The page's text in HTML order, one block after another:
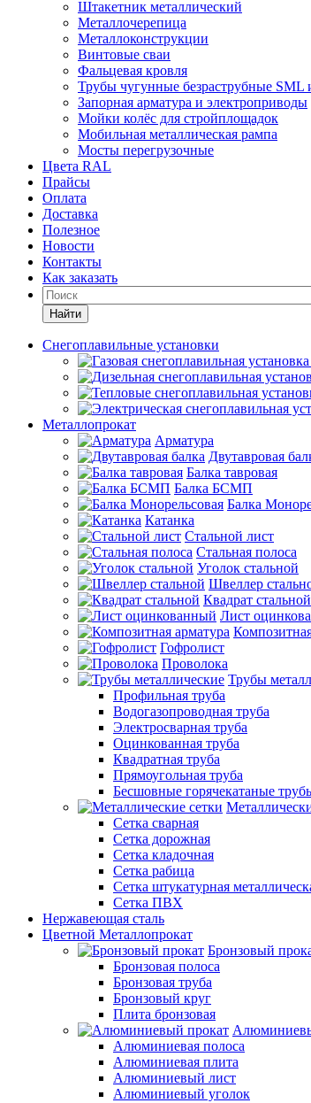
Штакетник металлический
Металлочерепица
Металлоконструкции
Винтовые сваи
Фальцевая кровля
Трубы чугунные безраструбные SML
Запорная арматура и электроприводы
Мойки колёс для стройплощадок
Мобильная металлическая рампа
Мосты перегрузочные
Цвета RAL
Прайсы
Оплата
Доставка
Полезное
Новости
Контакты
Как заказать
Найти
Снегоплавильные установки
Металлопрокат
Арматура
Двутавровая
Балка тавровая
Балка БСМП
Балка
Катанка
Стальной лист
Стальная полоса
Уголок стальной
Швеллер
Квадрат стальной
Лист
Гофролист
Проволока
Трубы
Профильная труба
Водогазопроводная труба
Электросварная труба
Оцинкованная труба
Квадратная труба
Прямоугольная труба
Бесшовные горячекатаные
Сетка сварная
Сетка дорожная
Сетка кладочная
Сетка рабица
Сетка штукатурная
Сетка ПВХ
Нержавеющая сталь
Цветной Металлопрокат
Бронзовый
Бронзовая полоса
Бронзовая труба
Бронзовый круг
Плита бронзовая
Алюминиевая полоса
Алюминиевая плита
Алюминиевый лист
Алюминиевый уголок